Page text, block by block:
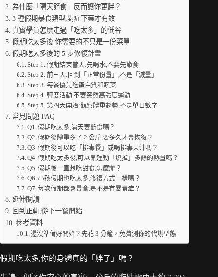
為什麼「隔天節食」反而讓你更胖？
3 種假期暴食類型,對症下藥才有效
真實學員怎麼走過「吃太多」的低谷
假期吃太多後,你需要的不只是一份菜單
假期吃太多後的 5 步修復計畫
Step 1. 假期結束當天:先喝水,不要先節食
Step 2. 前三天:回到「正常份量」,不是「減量」
Step 3. 每餐優先吃蛋白質和蔬菜
Step 4. 輕度活動,不要突然高強度運動
Step 5. 第四天開始:觀察體重趨勢,不是單日數字
常見問題 FAQ
Q1. 假期吃太多,隔天要斷食嗎？
Q2. 假期後體重多了 2 公斤,要多久才會恢復？
Q3. 假期後可以吃「排毒餐」或喝排毒果汁嗎？
Q4. 假期吃太多後,可以靠運動「燒掉」多餘的熱量嗎？
Q5. 假期後一直想吃甜食,怎麼辦？
Q6. 小孩假期也吃太多,修復方式一樣嗎？
Q7. 每次假期都會暴食,是不是有暴食症？
延伸閱讀
回到正軌,從下一餐開始
參考資料
還沒準備好開始？先花 3 分鐘，免費測你的代謝型態
假期吃太多,你的身體真的「胖了」嗎？